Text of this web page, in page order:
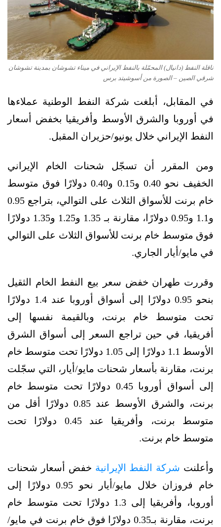
ناقلة النفط (دانيال) المحمّلة بالنفط الإيراني في ميناء تشوشان بمدينة تشوشان
شرقي الصين – الصورة من أسوشيتد برس
في المقابل، أبلغت شركة النفط الوطنية عملاءها
في أوروبا والشرق الأوسط وأفريقيا بخفض أسعار
النفط الإيراني خلال يونيو/حزيران المقبل.
ومن المقرر أن تسجّل شحنات الخام الإيراني
الخفيف نحو 0.40 و0.15 و0.40 دولارًا فوق متوسط
خام برنت للأسواق الثلاث على التوالي، بتراجع 0.95
و1.1 و0.95 دولارًا، مقارنة بـ 1.35 و1.25 و1.35 دولارًا
فوق متوسط خام برنت للأسواق الثلاث على التوالي
في مايو/أيار الجاري.
وقررت طهران خفض سعر بيع النفط الخام الثقيل
بنحو 0.95 دولارًا إلى أسواق أوروبا عند 1.4 دولارًا
تحت متوسط خام برنت، وبالقيمة نفسها إلى
أفريقيا، في حين تراجع السعر إلى أسواق الشرق
الأوسط 1.1 دولارًا إلى 1.05 دولارًا تحت متوسط خام
برنت، مقارنة بأسعار شحنات مايو/أيار، التي سجّلت
إلى أسواق أوروبا 0.45 دولارًا تحت متوسط خام
برنت، والشرق الأوسط عند 0.85 دولارًا أقل من
متوسط برنت، وأفريقيا عند 0.45 دولارًا تحت
متوسط خام برنت.
وأعلنت شركة النفط الإيرانية خفض أسعار شحنات
خام فروزان خلال مايو/أيار نحو 0.95 دولارًا إلى
أوروبا، وأفريقيا إلى 1.3 دولارًا تحت متوسط خام
برنت، مقارنة بـ0.35 دولارًا فوق خام برنت في مايو/